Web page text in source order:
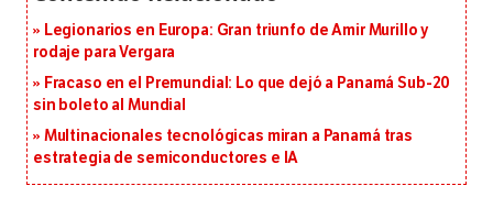
Legionarios en Europa: Gran triunfo de Amir Murillo y
rodaje para Vergara
Fracaso en el Premundial: Lo que dejó a Panamá Sub-20
sin boleto al Mundial
Multinacionales tecnológicas miran a Panamá tras
estrategia de semiconductores e IA